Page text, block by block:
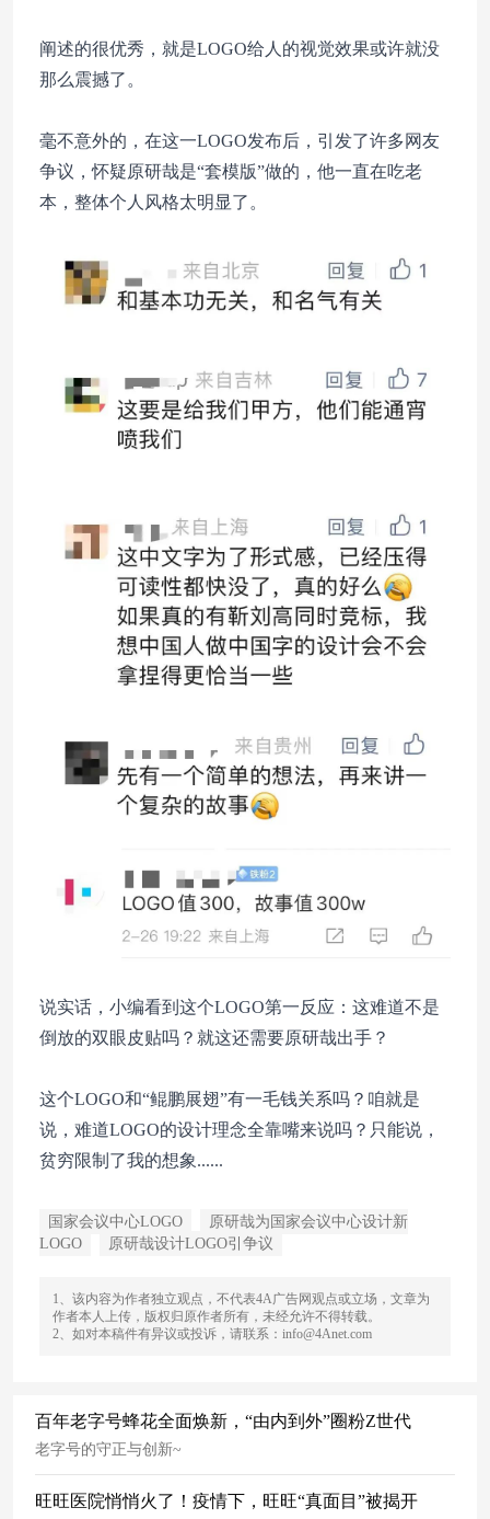
阐述的很优秀，就是LOGO给人的视觉效果或许就没
那么震撼了。
毫不意外的，在这一LOGO发布后，引发了许多网友
争议，怀疑原研哉是“套模版”做的，他一直在吃老
本，整体个人风格太明显了。
说实话，小编看到这个LOGO第一反应：这难道不是
倒放的双眼皮贴吗？就这还需要原研哉出手？
这个LOGO和“鲲鹏展翅”有一毛钱关系吗？咱就是
说，难道LOGO的设计理念全靠嘴来说吗？只能说，
贫穷限制了我的想象......
国家会议中心LOGO
原研哉为国家会议中心设计新
LOGO
原研哉设计LOGO引争议
1、该内容为作者独立观点，不代表4A广告网观点或立场，文章为
作者本人上传，版权归原作者所有，未经允许不得转载。
2、如对本稿件有异议或投诉，请联系：info@4Anet.com
百年老字号蜂花全面焕新，“由内到外”圈粉Z世代
老字号的守正与创新~
旺旺医院悄悄火了！疫情下，旺旺“真面目”被揭开